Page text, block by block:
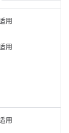
用
用
用